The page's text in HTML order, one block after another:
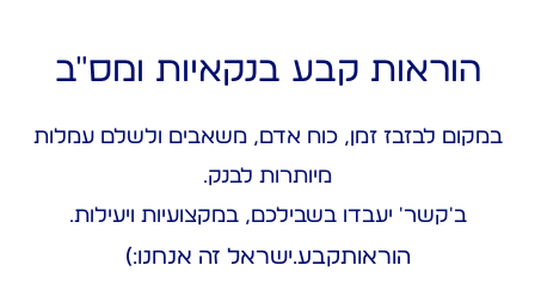
הוראות קבע בנקאיות ומס"ב
במקום לבזבז זמן, כוח אדם, משאבים ולשלם עמלות
מיותרות לבנק.
ב'קשר' יעבדו בשבילכם, במקצועיות ויעילות.
הוראותקבע.ישראל זה אנחנו:)